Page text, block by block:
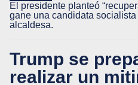
El presidente planteó
gane una candidata
alcaldesa.
Trump se
realizar un